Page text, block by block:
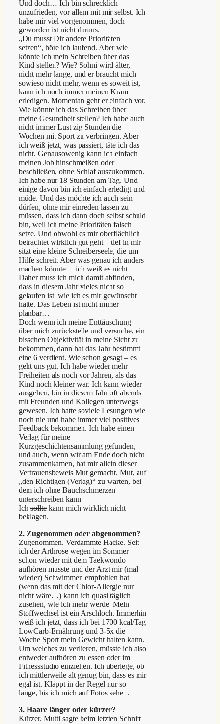
Und doch… Ich bin schrecklich
unzufrieden, vor allem mit mir selbst. Ich
habe mir viel vorgenommen, doch
geworden ist nicht daraus.
„Du musst Dir andere Prioritäten
setzen“, höre ich laufend. Aber wie
könnte ich mein Schreiben über das
Kind stellen? Wie? Sohni wird älter,
nicht mehr lange, und er braucht mich
sowieso nicht mehr, wenn es soweit ist,
kann ich noch immer meinen Kram
erledigen. Momentan geht er einfach vor.
Wie könnte ich das Schreiben über
meine Gesundheit stellen? Ich habe auch
nicht immer Lust zig Stunden die
Wochen mit Sport zu verbringen. Aber
ich weiß jetzt, was passiert, täte ich das
nicht. Genausowenig kann ich einfach
meinen Job hinschmeißen oder
beschließen, ohne Schlaf auszukommen.
Ich habe nur 18 Stunden am Tag. Und
einige davon bin ich einfach erledigt und
müde. Und das möchte ich auch sein
dürfen, ohne mir einreden lassen zu
müssen, dass ich dann doch selbst schuld
bin, weil ich meine Prioritäten falsch
setze. Und obwohl es mir oberflächlich
betrachtet wirklich gut geht – tief in mir
sitzt eine kleine Schreiberseele, die um
Hilfe schreit. Aber was genau ich anders
machen könnte… ich weiß es nicht.
Daher muss ich mich damit abfinden,
dass in diesem Jahr vieles nicht so
gelaufen ist, wie ich es mir gewünscht
hätte. Das Leben ist nicht immer
planbar…
Doch wenn ich meine Enttäuschung
über mich zurückstelle und versuche, ein
bisschen Objektivität in meine Sicht zu
bekommen, dann hat das Jahr bestimmt
eine 6 verdient. Wie schon gesagt – es
geht uns gut. Ich habe wieder mehr
Freiheiten als noch vor Jahren, als das
Kind noch kleiner war. Ich kann wieder
ausgehen, bin in diesem Jahr oft abends
mit Freunden und Kollegen unterwegs
gewesen. Ich hatte soviele Lesungen wie
noch nie und habe immer viel positives
Feedback bekommen. Ich habe einen
Verlag für meine
Kurzgeschichtensammlung gefunden,
und auch, wenn wir am Ende doch nicht
zusammenkamen, hat mir allein dieser
Vertrauensbeweis Mut gemacht. Mut, auf
„den Richtigen (Verlag)“ zu warten, bei
dem ich ohne Bauchschmerzen
unterschreiben kann.
Ich sollte kann mich wirklich nicht
beklagen.
2. Zugenommen oder abgenommen?
Zugenommen. Verdammte Hacke. Seit
ich der Arthrose wegen im Sommer
schon wieder mit dem Taekwondo
aufhören musste und der Arzt mir (mal
wieder) Schwimmen empfohlen hat
(wenn das mit der Chlor-Allergie nur
nicht wäre…) kann ich quasi täglich
zusehen, wie ich mehr werde. Mein
Stoffwechsel ist ein Arschloch. Immerhin
weiß ich jetzt, dass ich bei 1700 kcal/Tag
LowCarb-Ernährung und 3-5x die
Woche Sport mein Gewicht halten kann.
Um welches zu verlieren, müsste ich also
entweder aufhören zu essen oder im
Fitnessstudio einziehen. Ich überlege, ob
ich mittlerweile alt genug bin, dass es mir
egal ist. Klappt in der Regel nur so
lange, bis ich mich auf Fotos sehe -.-
3. Haare länger oder kürzer?
Kürzer. Mutti sagte beim letzten Schnitt